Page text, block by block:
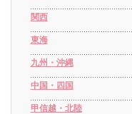
関西
東海
九州・沖縄
中国・四国
甲信越・北陸